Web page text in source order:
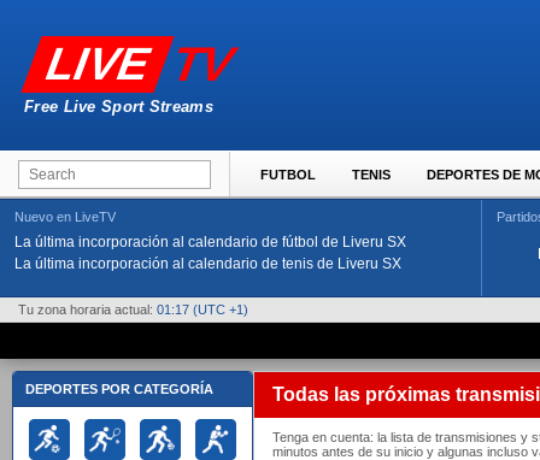
LIVE TV
Free Live Sport Streams
FUTBOL TENIS DEPORTES DE
Nuevo en LiveTV
La última incorporación al calendario de fútbol de Liveru SX
La última incorporación al calendario de tenis de Liveru SX
Tu zona horaria actual: 01:17 (UTC +1)
DEPORTES POR CATEGORÍA Todas las próximas
Tenga en cuenta: la lista de transmisiones y
minutos antes de su inicio y algunas incluso